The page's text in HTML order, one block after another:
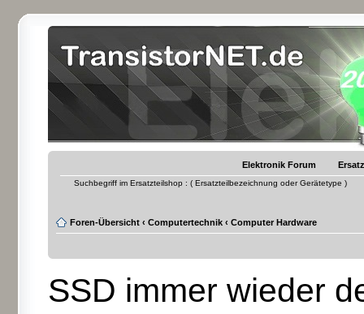
Elektronik Forum
Suchbegriff im Ersatzteilshop : ( Ersatzteilbezeichnung oder Gerätetype )
Foren-Übersicht ‹ Computertechnik ‹ Computer Hardware
SSD immer wieder